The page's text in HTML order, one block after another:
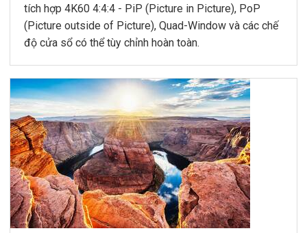
tích hợp 4K60 4:4:4 - PiP (Picture in Picture), PoP
(Picture outside of Picture), Quad-Window và các chế
độ cửa sổ có thể tùy chỉnh hoàn toàn.